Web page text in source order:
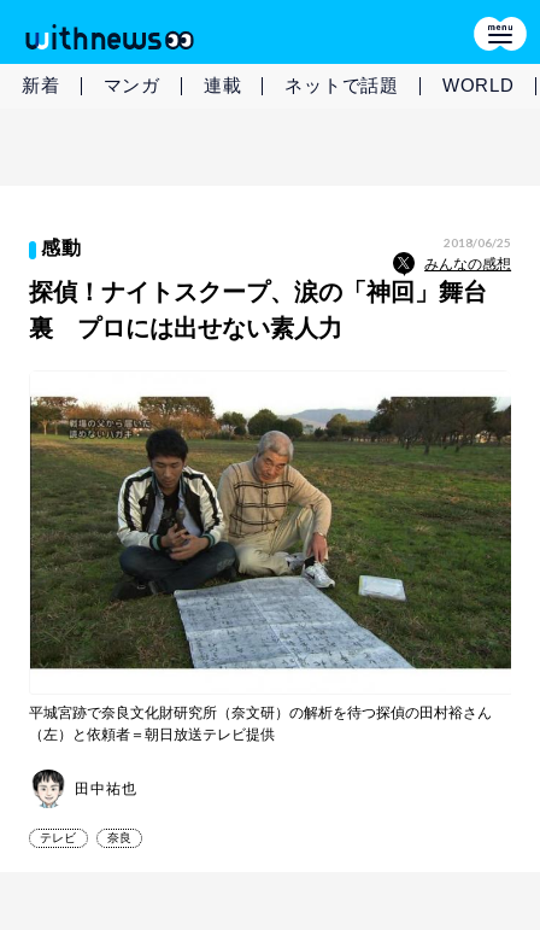
新着 マンガ 連載 ネットで話題 WORLD
感動 2018/06/25
みんなの感想
探偵！ナイトスクープ、涙の「神回」舞台
裏 プロには出せない素人力
平城宮跡で奈良文化財研究所（奈文研）の解析を待つ探偵の田村裕さん
（左）と依頼者＝朝日放送テレビ提供
田中祐也
テレビ 奈良